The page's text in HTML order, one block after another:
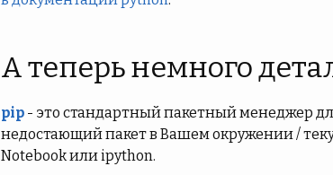
А теперь немного
pip - это стандартный пакетный менеджер
недостающий пакет в Вашем окружении /
Notebook или ipython.